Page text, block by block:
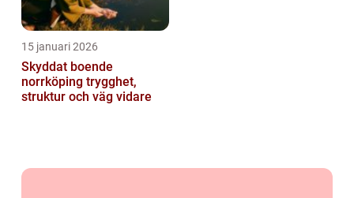
15 januari 2026
Skyddat boende
norrköping trygghet,
struktur och väg vidare